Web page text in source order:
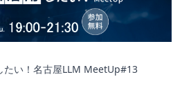
たい！名古屋LLM MeetUp#13